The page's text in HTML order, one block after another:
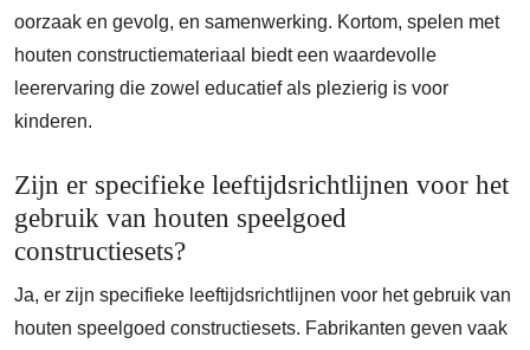
oorzaak en gevolg, en samenwerking. Kortom, spelen met
houten constructiemateriaal biedt een waardevolle
leerervaring die zowel educatief als plezierig is voor
kinderen.
Zijn er specifieke leeftijdsrichtlijnen voor het
gebruik van houten speelgoed
constructiesets?
Ja, er zijn specifieke leeftijdsrichtlijnen voor het gebruik van
houten speelgoed constructiesets. Fabrikanten geven vaak